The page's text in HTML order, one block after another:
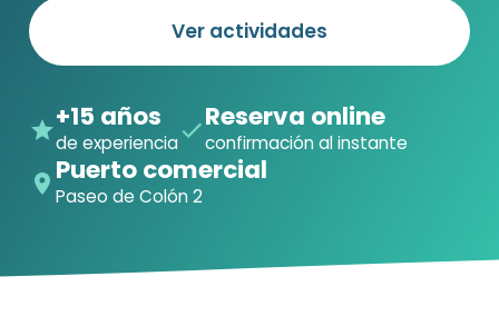
Ver actividades
+15 años
de experiencia
Reserva online
confirmación al instante
Puerto comercial
Paseo de Colón 2